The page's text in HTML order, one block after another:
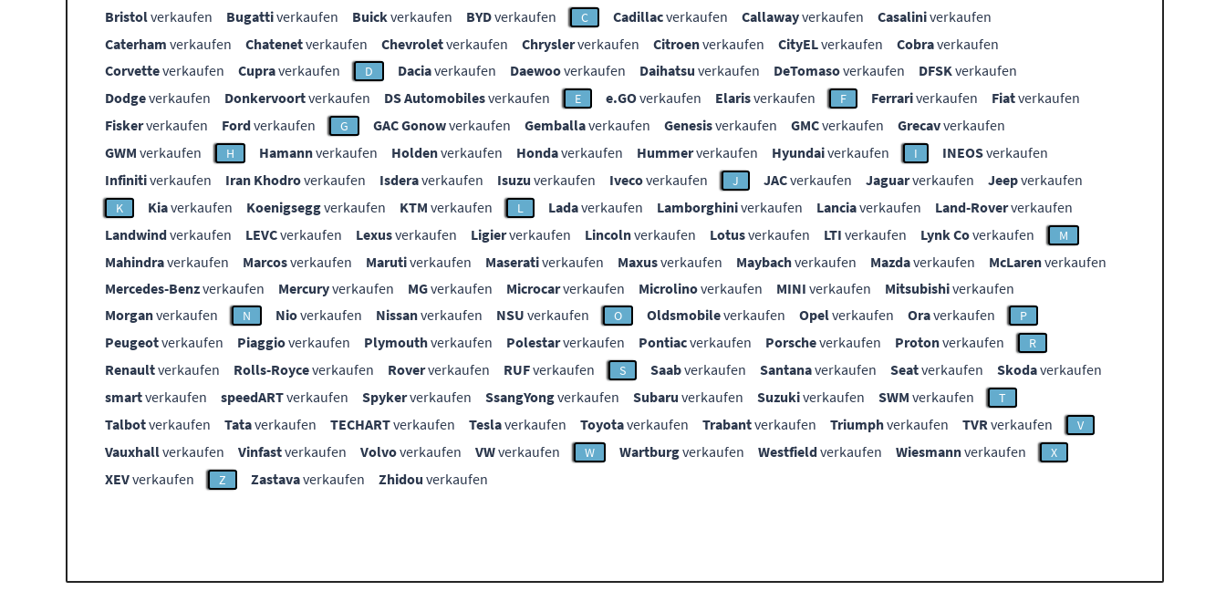
Bristolverkaufen Bugattiverkaufen Buickverkaufen BYDverkaufen C Cadillacverkaufen Callawayverkaufen Casaliniverkaufen
Caterham verkaufen Chatenetverkaufen Chevroletverkaufen Chryslerverkaufen Citroenverkaufen CityELverkaufen Cobraverkaufen
Corvetteverkaufen Cupraverkaufen D Daciaverkaufen Daewooverkaufen Daihatsu verkaufen DeTomasoverkaufen DFSKverkaufen
Dodgeverkaufen Donkervoortverkaufen DS Automobilesverkaufen E e.GOverkaufen Elarisverkaufen F Ferrariverkaufen Fiatverkaufen
Fiskerverkaufen Fordverkaufen G GAC Gonowverkaufen Gemballaverkaufen Genesisverkaufen GMCverkaufen Grecavverkaufen
GWM verkaufen H Hamannverkaufen Holdenverkaufen Hondaverkaufen Hummerverkaufen Hyundaiverkaufen I INEOSverkaufen
Infinitiverkaufen Iran Khodroverkaufen Isderaverkaufen Isuzu verkaufen Ivecoverkaufen J JACverkaufen Jaguarverkaufen Jeepverkaufen
K Kiaverkaufen Koenigseggverkaufen KTM verkaufen L Ladaverkaufen Lamborghiniverkaufen Lanciaverkaufen Land-Roververkaufen
Landwindverkaufen LEVCverkaufen Lexusverkaufen Ligierverkaufen Lincolnverkaufen Lotusverkaufen LTI verkaufen Lynk Coverkaufen M
Mahindraverkaufen Marcosverkaufen Marutiverkaufen Maserativerkaufen Maxusverkaufen Maybachverkaufen Mazdaverkaufen McLarenverkaufen
Mercedes-Benzverkaufen Mercuryverkaufen MGverkaufen Microcarverkaufen Microlinoverkaufen MINI verkaufen Mitsubishiverkaufen
Morganverkaufen N Nioverkaufen Nissanverkaufen NSU verkaufen O Oldsmobileverkaufen Opelverkaufen Oraverkaufen P
Peugeotverkaufen Piaggioverkaufen Plymouthverkaufen Polestarverkaufen Pontiacverkaufen Porscheverkaufen Protonverkaufen R
Renaultverkaufen Rolls-Royceverkaufen Roververkaufen RUFverkaufen S Saabverkaufen Santanaverkaufen Seatverkaufen Skodaverkaufen
smartverkaufen speedARTverkaufen Spykerverkaufen SsangYongverkaufen Subaru verkaufen Suzukiverkaufen SWM verkaufen T
Talbotverkaufen Tataverkaufen TECHARTverkaufen Teslaverkaufen Toyotaverkaufen Trabantverkaufen Triumphverkaufen TVRverkaufen V
Vauxhallverkaufen Vinfastverkaufen Volvoverkaufen VWverkaufen W Wartburgverkaufen Westfieldverkaufen Wiesmannverkaufen X
XEVverkaufen Z Zastavaverkaufen Zhidou verkaufen